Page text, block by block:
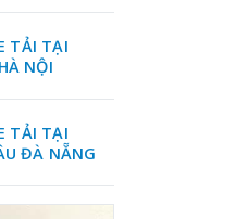
TẢI TẠI
NỘI
TẢI TẠI
ĐÀ NẴNG